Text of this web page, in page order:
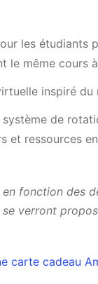
les étudiants
le même cours
inspiré du
de
et ressources
fonction des
verront
carte cadeau